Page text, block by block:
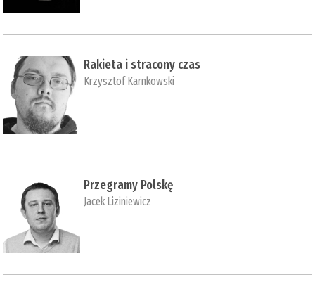
Rakieta i stracony czas
Krzysztof Karnkowski
Przegramy Polskę
Jacek Liziniewicz